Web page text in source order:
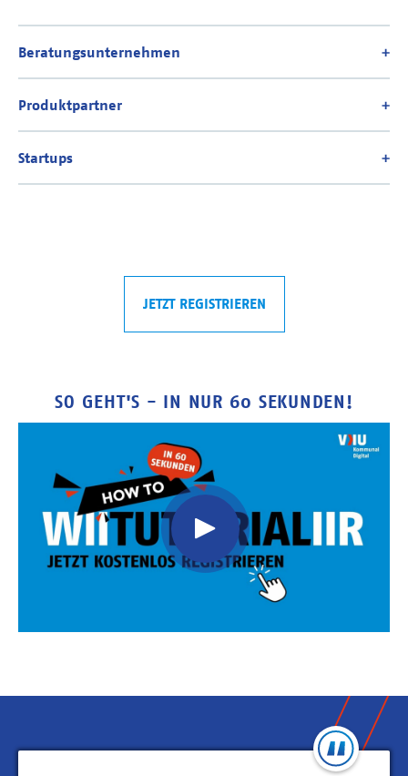
JETZT REGISTRIEREN
SO GEHT'S - IN NUR 60 SEKUNDEN!